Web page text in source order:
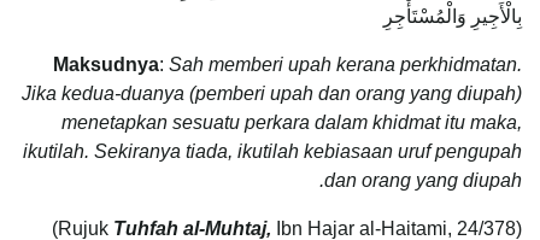
بِالْأَجِيرِ وَالْمُسْتَأْجِرِ
Maksudnya: Sah memberi upah kerana perkhidmatan.
Jika kedua-duanya (pemberi upah dan orang yang diupah)
menetapkan sesuatu perkara dalam khidmat itu maka,
ikutilah. Sekiranya tiada, ikutilah kebiasaan uruf pengupah
dan orang yang diupah.
(Rujuk
Tuhfah al-Muhtaj, Ibn Hajar al-Haitami, 24/378)